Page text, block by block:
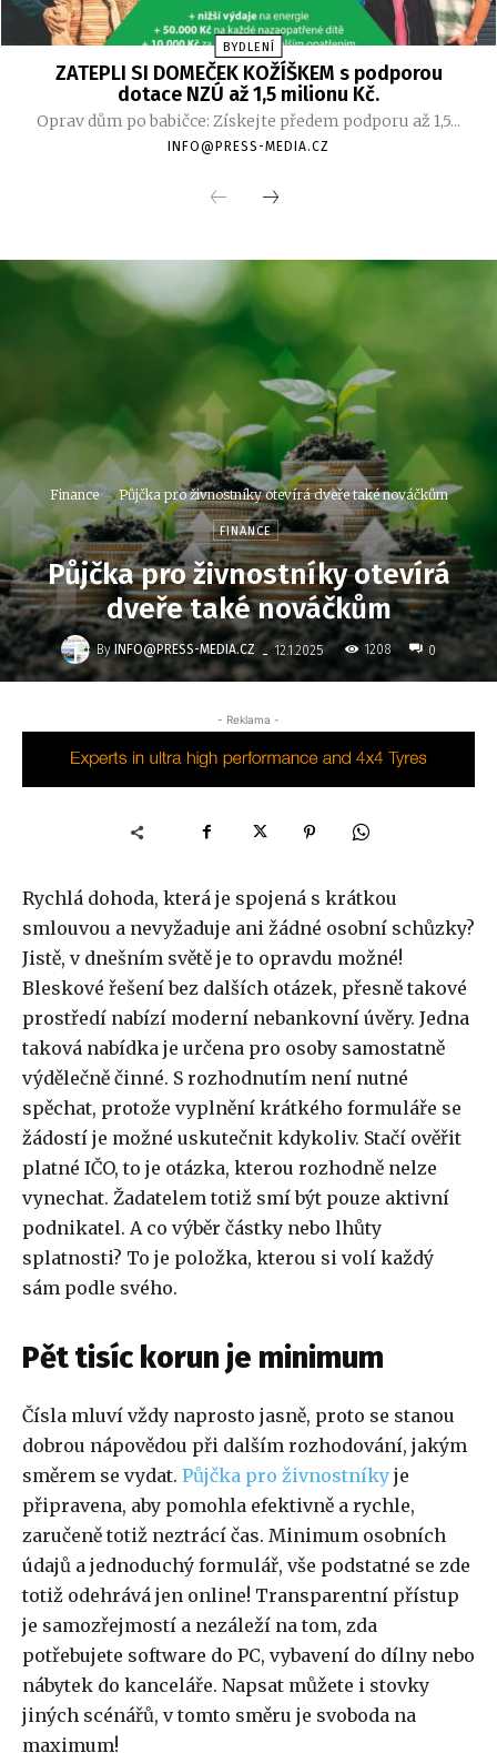
BYDLENÍ
ZATEPLI SI DOMEČEK KOŽÍŠKEM s podporou
dotace NZÚ až 1,5 milionu Kč.
Oprav dům po babičce: Získejte předem podporu až 1,5...
INFO@PRESS-MEDIA.CZ